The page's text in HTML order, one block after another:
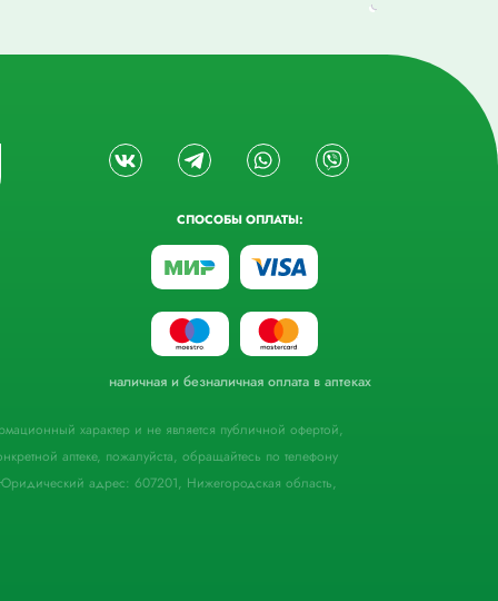
СПОСОБЫ ОПЛАТЫ:
наличная и безналичная оплата в аптеках
характер и не является публичной офертой,
аптеке, пожалуйста, обращайтесь по телефону
адрес: 607201, Нижегородская область,